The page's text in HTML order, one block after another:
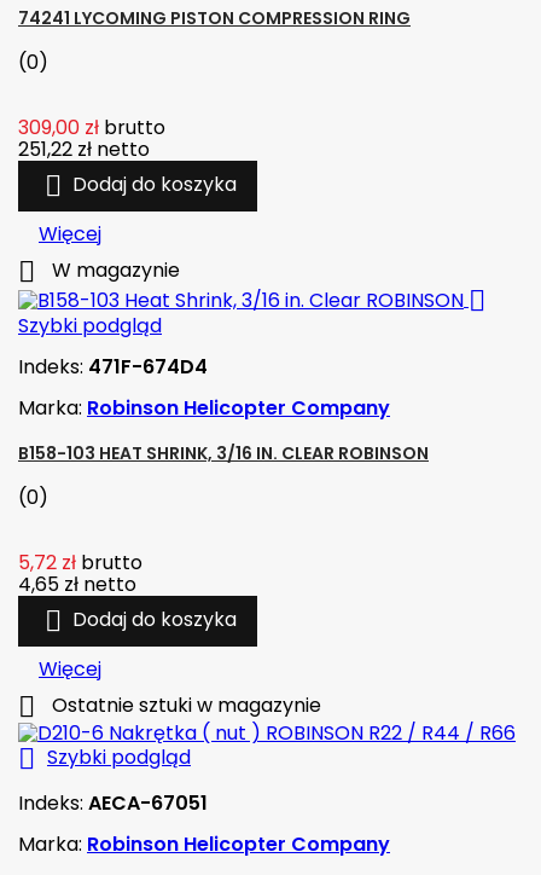
74241 LYCOMING PISTON COMPRESSION RING
(0)
309,00 zł brutto
251,22 zł netto
 Dodaj do koszyka
Więcej
 W magazynie

Szybki podgląd
Indeks: 471F-674D4
Marka: Robinson Helicopter Company
B158-103 HEAT SHRINK, 3/16 IN. CLEAR ROBINSON
(0)
5,72 zł brutto
4,65 zł netto
 Dodaj do koszyka
Więcej
 Ostatnie sztuki w magazynie
 Szybki podgląd
Indeks: AECA-67051
Marka: Robinson Helicopter Company